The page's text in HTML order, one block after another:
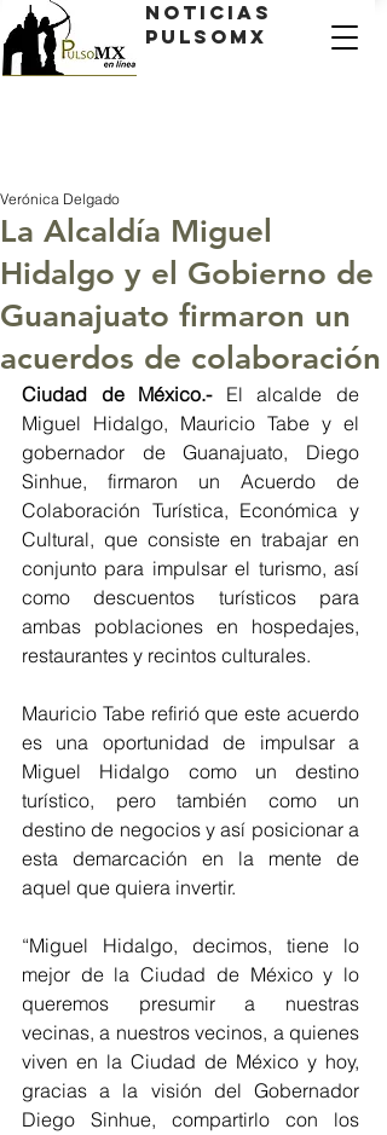
Noticias
PulsoMX
La Alcaldía Miguel
Hidalgo y el Gobierno de
Guanajuato firmaron un
acuerdos de colaboración
Verónica Delgado
Ciudad de México.- El alcalde de
Miguel Hidalgo, Mauricio Tabe y el
gobernador de Guanajuato, Diego
Sinhue, firmaron un Acuerdo de
Colaboración Turística, Económica y
Cultural, que consiste en trabajar en
conjunto para impulsar el turismo, así
como descuentos turísticos para
ambas poblaciones en hospedajes,
restaurantes y recintos culturales.
Mauricio Tabe refirió que este acuerdo
es una oportunidad de impulsar a
Miguel Hidalgo como un destino
turístico, pero también como un
destino de negocios y así posicionar a
esta demarcación en la mente de
aquel que quiera invertir.
“Miguel Hidalgo, decimos, tiene lo
mejor de la Ciudad de México y lo
queremos presumir a nuestras
vecinas, a nuestros vecinos, a quienes
viven en la Ciudad de México y hoy,
gracias a la visión del Gobernador
Diego Sinhue, compartirlo con los